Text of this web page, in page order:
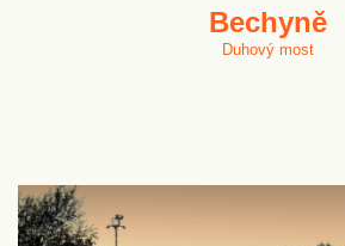
Bechyně
Duhový most